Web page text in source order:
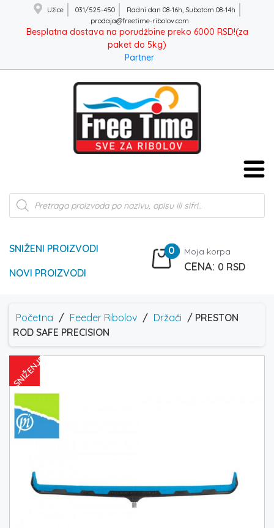
Užice 031/525-450
Radni dan 08-16h, Subotom 08-14h
prodaja@freetime-ribolov.com
Besplatna dostava na porudžbine preko 6000 RSD!(za
paket do 5kg)
Partner
Products
search
SNIŽENI PROIZVODI
NOVI PROIZVODI
0 Moja korpa
0 RSD
Početna / Feeder Ribolov / Držači / PRESTON
ROD SAFE PRECISION
SNIŽENJE!